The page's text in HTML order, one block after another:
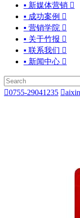
▪ 新媒体营销 
▪ 成功案例 
▪ 营销学院 
▪ 关于竹报 
▪ 联系我们 
▪ 新闻中心 
0755-29041235 